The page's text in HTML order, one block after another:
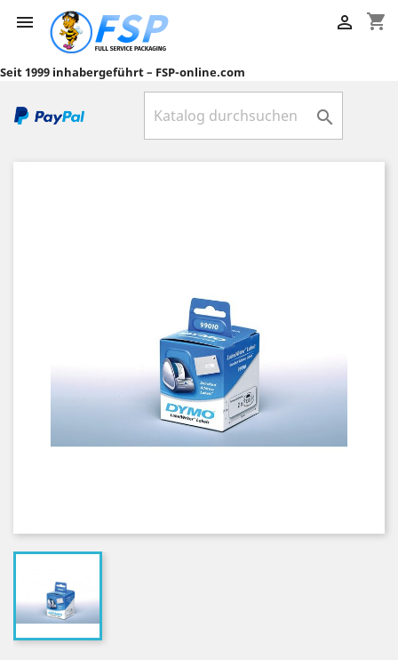
 shopping_cart

Seit 1999 inhabergeführt – FSP-online.com
